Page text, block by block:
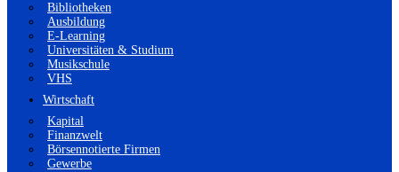
Bibliotheken
Ausbildung
E-Learning
Universitäten & Studium
Musikschule
VHS
Wirtschaft
Kapital
Finanzwelt
Börsennotierte Firmen
Gewerbe